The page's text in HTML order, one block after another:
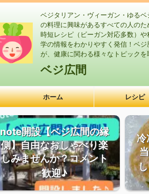
ベジタリアン・ヴィーガン・ゆる
の料理に興味があるすべての人の
時短レシピ（ビーガン対応多数）
学の情報をわかりやすく発信！ベ
が、健康に関わる様々なトピックを
ベジ広間
ホーム レシピ
note開設【ベジ広間の縁
側】自由なおしゃべり楽
しみませんか？コメント
歓迎♪
冷